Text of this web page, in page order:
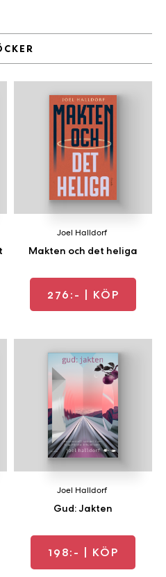
i
T
a
n
Makten och det heliga
Joel Halldorf
276:- | KÖP
Gud: Jakten
Joel Halldorf
198:- | KÖP